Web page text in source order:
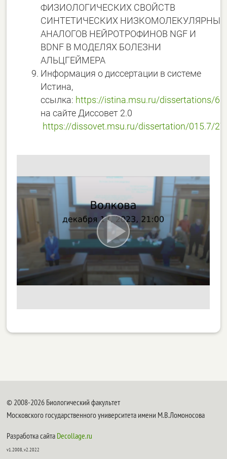
ФИЗИОЛОГИЧЕСКИХ СВОЙСТВ
СИНТЕТИЧЕСКИХ НИЗКОМОЛЕКУЛЯРНЫХ
АНАЛОГОВ НЕЙРОТРОФИНОВ NGF И
BDNF В МОДЕЛЯХ БОЛЕЗНИ
АЛЬЦГЕЙМЕРА
Информация о диссертации в системе
Истина,
ссылка: https://istina.msu.ru/dissertations/
на сайте Диссовет 2.0
https://dissovet.msu.ru/dissertation/015.7/
© 2008-2026 Биологический факультет
Московского государственного университета имени М.В.Ломоносова
Разработка сайта Decollage.ru
v1.2008, v2.2022